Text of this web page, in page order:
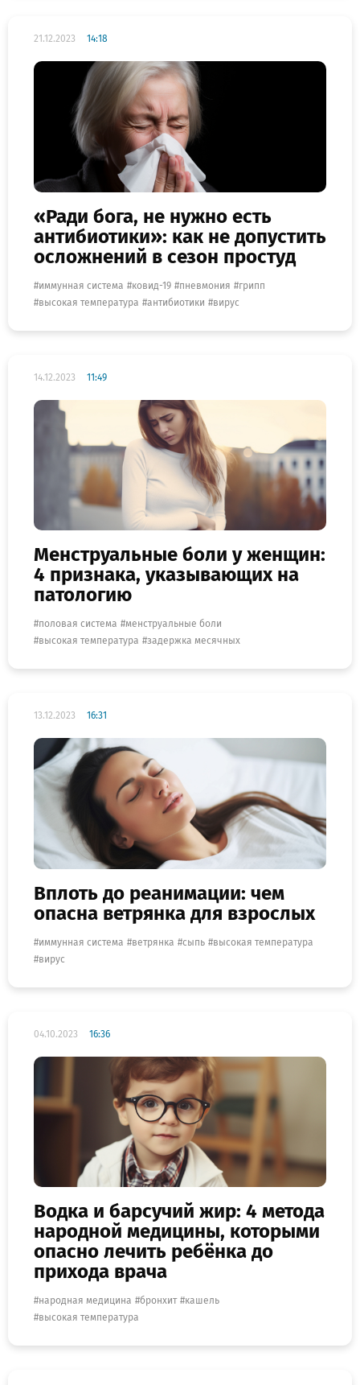
21.12.2023 14:18
«Ради бога, не нужно есть
антибиотики»: как не допустить
осложнений в сезон простуд
иммунная система ковид-19 пневмония
грипп
высокая температура
антибиотики вирус
14.12.2023 11:49
Менструальные боли у женщин:
4 признака, указывающих на
патологию
половая система
менструальные боли
высокая температура
задержка месячных
13.12.2023 16:31
Вплоть до реанимации: чем
опасна ветрянка для взрослых
иммунная система ветрянка сыпь
высокая температура
вирус
04.10.2023 16:36
Водка и барсучий жир: 4 метода
народной медицины, которыми
опасно лечить ребёнка до
прихода врача
народная медицина бронхит
кашель
высокая температура